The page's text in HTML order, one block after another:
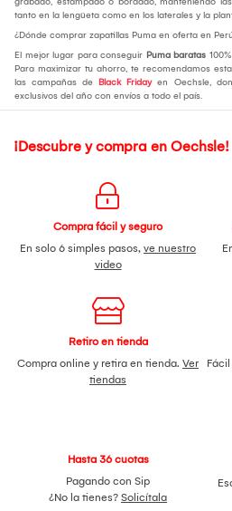
tanto en la lengüeta como en los laterales y la
¿Dónde comprar zapatillas Puma en oferta en
El mejor lugar para conseguir Puma baratas
Para maximizar tu ahorro, te recomendamos
las campañas de Black Fridayen Oechsle,
exclusivos del año con envíos a todo el país.
¡Descubre y compra en Oechsle!
Compra fácil y seguro
En solo 6 simples pasos, ve nuestro
video
Retiro en tienda
Compra online y retira en tienda. Ver
tiendas
Hasta 36 cuotas
Pagando con Sip
¿No la tienes? Solicítala